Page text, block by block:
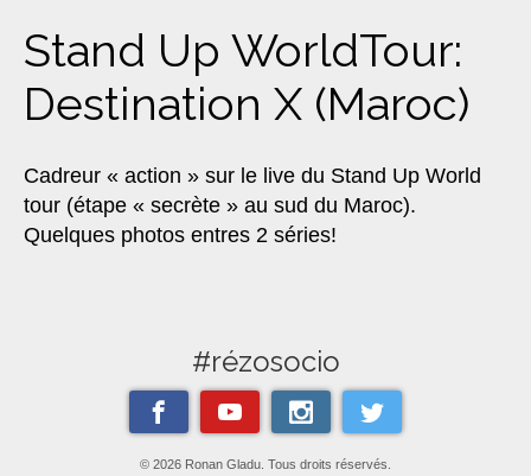
Stand Up WorldTour:
Destination X (Maroc)
Cadreur « action » sur le live du Stand Up World
tour (étape « secrète » au sud du Maroc).
Quelques photos entres 2 séries!
#rézosocio
© 2026 Ronan Gladu. Tous droits réservés.